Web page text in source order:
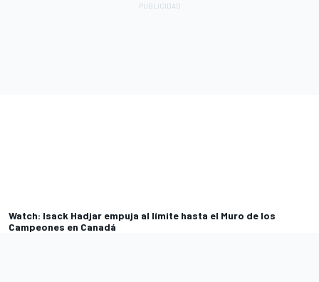
Watch: Isack Hadjar empuja al límite hasta el Muro de los
Campeones en Canadá